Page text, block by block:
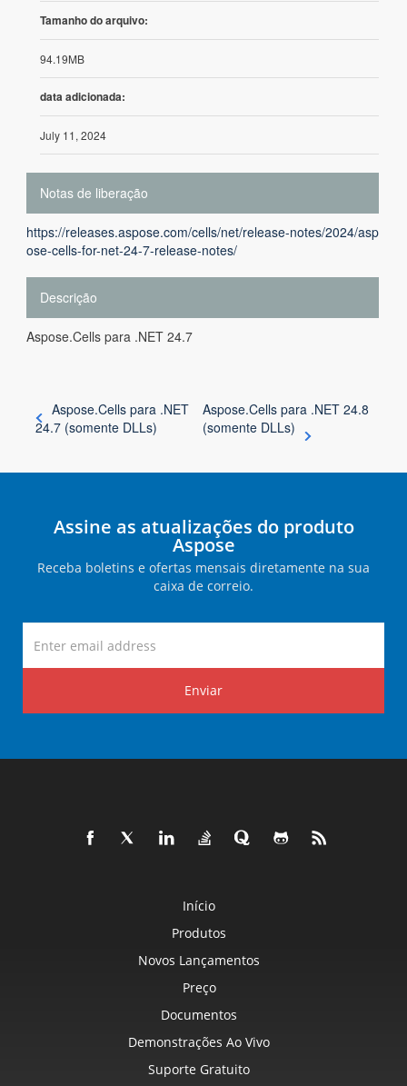
Tamanho do arquivo:
94.19MB
data adicionada:
July 11, 2024
Notas de liberação
https://releases.aspose.com/cells/net/release-notes/2024/asp
ose-cells-for-net-24-7-release-notes/
Descrição
Aspose.Cells para .NET 24.7
Aspose.Cells para .NET
24.7 (somente DLLs)
Aspose.Cells para .NET 24.8
(somente DLLs)
Assine as atualizações do produto
Aspose
Receba boletins e ofertas mensais diretamente na sua
caixa de correio.
Enviar
Início
Produtos
Novos Lançamentos
Preço
Documentos
Demonstrações Ao Vivo
Suporte Gratuito